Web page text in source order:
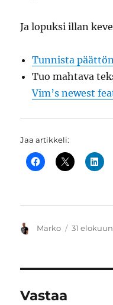
Ja lopuksi illan
Tunnista
Tuo mahtava
Vim’s newest
Jaa artikkeli:
Kirjoittaja
Marko Julkaistu
31
Vastaa